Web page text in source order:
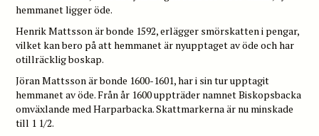
hemmanet ligger öde.
Henrik Mattsson är bonde 1592, erlägger smörskatten i pengar,
vilket kan bero på att hemmanet är nyupptaget av öde och har
otillräcklig boskap.
Jöran Mattsson är bonde 1600-1601, har i sin tur upptagit
hemmanet av öde. Från år 1600 uppträder namnet Biskopsbacka
omväxlande med Harparbacka. Skattmarkerna är nu minskade
till 1 1/2.